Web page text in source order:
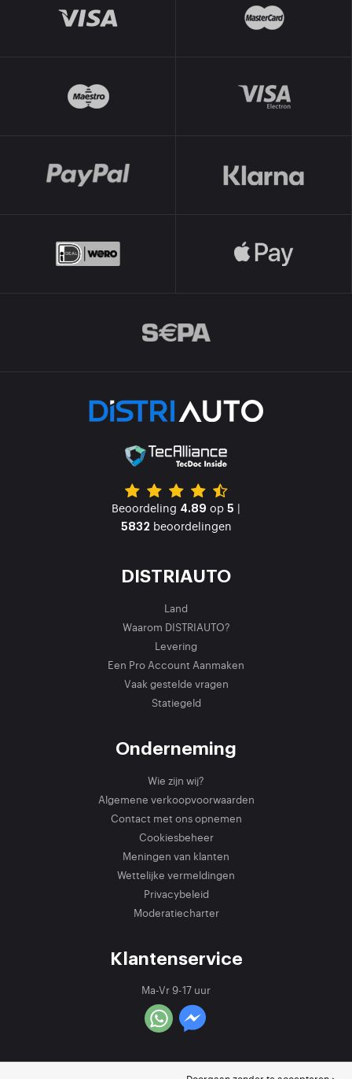
Beoordeling 4.89 op 5 |
5832 beoordelingen
DISTRIAUTO
Land
Waarom DISTRIAUTO?
Levering
Een Pro Account Aanmaken
Vaak gestelde vragen
Statiegeld
Onderneming
Wie zijn wij?
Algemene verkoopvoorwaarden
Contact met ons opnemen
Cookiesbeheer
Meningen van klanten
Wettelijke vermeldingen
Privacybeleid
Moderatiecharter
Klantenservice
Ma-Vr 9-17 uur